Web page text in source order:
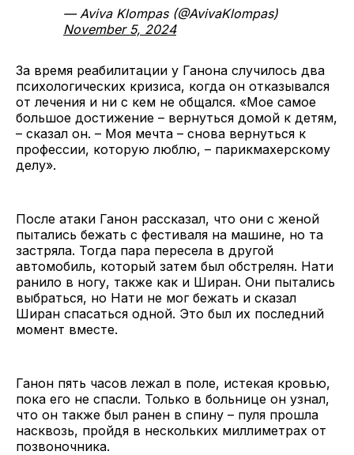
— Aviva Klompas (@AvivaKlompas)
November 5, 2024
За время реабилитации у Ганона случилось два
психологических кризиса, когда он отказывался
от лечения и ни с кем не общался. «Мое самое
большое достижение – вернуться домой к детям,
– сказал он. – Моя мечта – снова вернуться к
профессии, которую люблю, – парикмахерскому
делу».
После атаки Ганон рассказал, что они с женой
пытались бежать с фестиваля на машине, но та
застряла. Тогда пара пересела в другой
автомобиль, который затем был обстрелян. Нати
ранило в ногу, также как и Ширан. Они пытались
выбраться, но Нати не мог бежать и сказал
Ширан спасаться одной. Это был их последний
момент вместе.
Ганон пять часов лежал в поле, истекая кровью,
пока его не спасли. Только в больнице он узнал,
что он также был ранен в спину – пуля прошла
насквозь, пройдя в нескольких миллиметрах от
позвоночника.